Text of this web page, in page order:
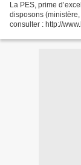
La PES, prime
disposons
consulter : http://